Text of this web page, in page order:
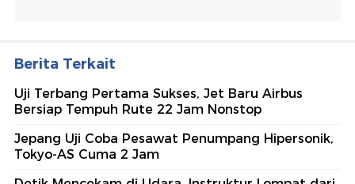
Berita Terkait
Uji Terbang Pertama Sukses, Jet Baru Airbus
Bersiap Tempuh Rute 22 Jam Nonstop
Jepang Uji Coba Pesawat Penumpang Hipersonik,
Tokyo-AS Cuma 2 Jam